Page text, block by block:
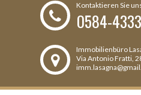
Kontaktieren Sie
0584-
Immobilienbüro
Via Antonio Fratti,